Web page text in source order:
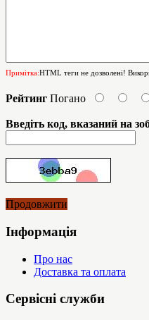
Примітка:HTML теги не дозволені!
Рейтинг Погано
Введіть код, вказаний на
Продовжити
Інформація
Про нас
Доставка та оплата
Сервісні служби